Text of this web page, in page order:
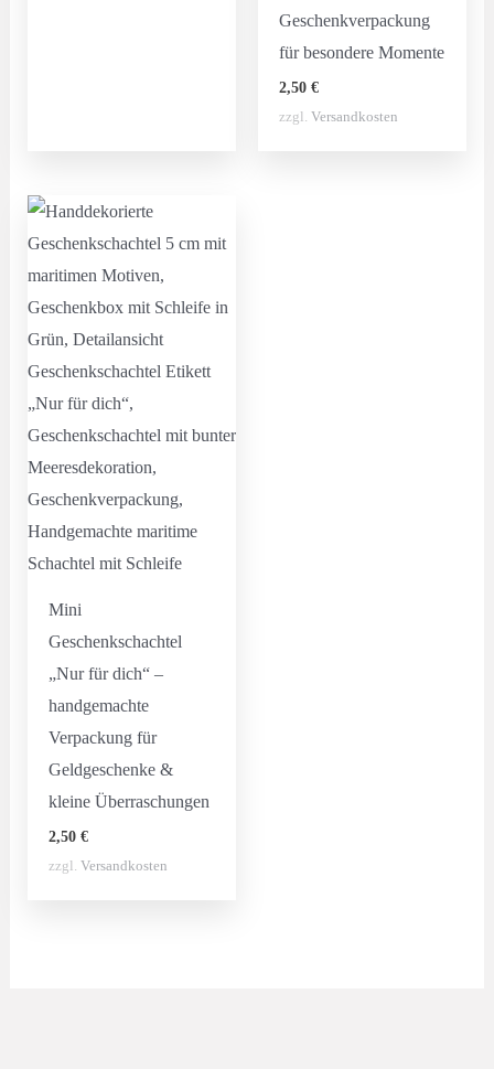
Geschenkverpackung
für besondere Momente
2,50€
zzgl.Versandkosten
Mini
Geschenkschachtel
„Nur für dich“ –
handgemachte
Verpackung für
Geldgeschenke &
kleine Überraschungen
2,50 €
zzgl. Versandkosten